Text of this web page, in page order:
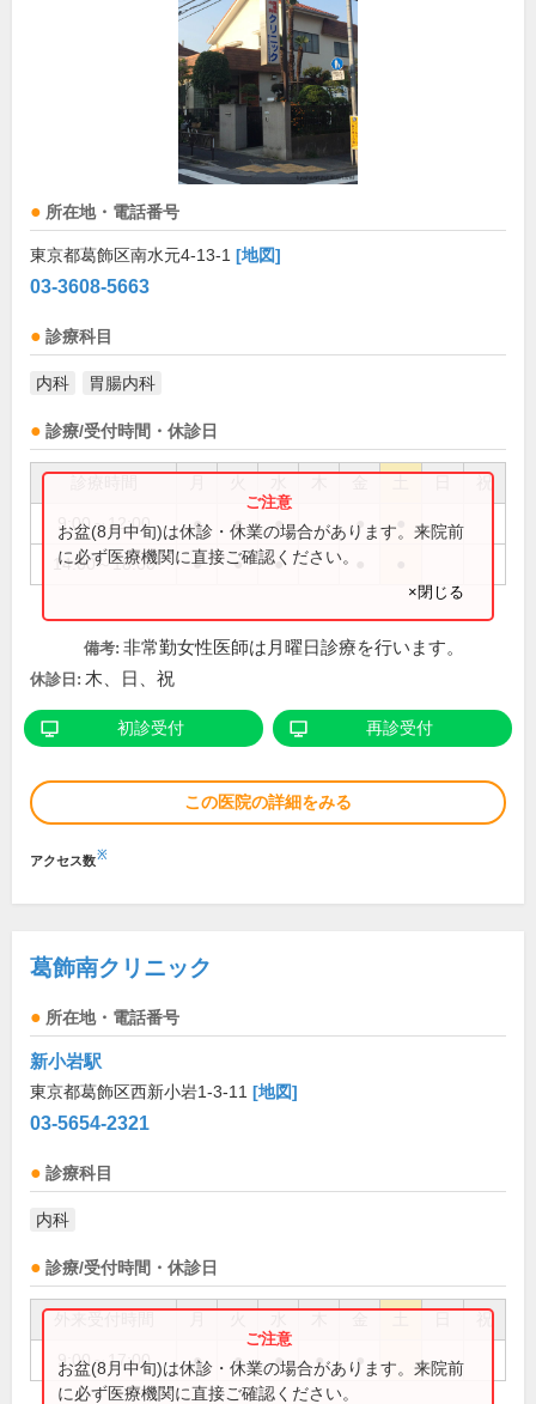
所在地・電話番号
東京都葛飾区南水元4-13-1 [地図]
03-3608-5663
診療科目
内科 胃腸内科
診療/受付時間・休診日
祝
9:00～12:00 ● ● ● ●
14:00～18:00 ● ● ●
お盆(8月中旬)は休診・休業の場合があります。来院前
に必ず医療機関に直接ご確認ください。
×閉じる
備考: 非常勤女性医師は月曜日診療を行います。
休診日: 木、日、祝
初診受付 再診受付
この医院の詳細をみる
アクセス数※
葛飾南クリニック
所在地・電話番号
新小岩駅
東京都葛飾区西新小岩1-3-11 [地図]
03-5654-2321
診療科目
内科
診療/受付時間・休診日
祝
9:00～17:00 ● ● ● ● ●
お盆(8月中旬)は休診・休業の場合があります。来院前
に必ず医療機関に直接ご確認ください。